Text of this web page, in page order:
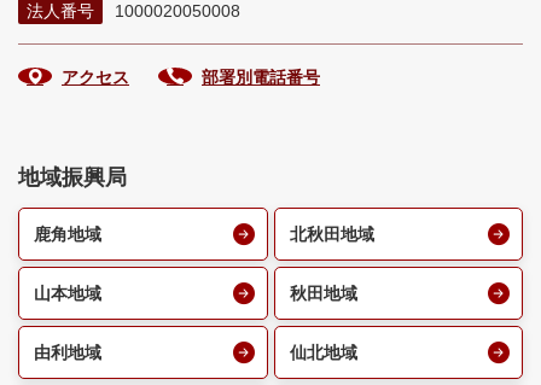
法人番号
1000020050008
アクセス 部署別電話番号
地域振興局
鹿角地域 北秋田地域
山本地域 秋田地域
由利地域 仙北地域